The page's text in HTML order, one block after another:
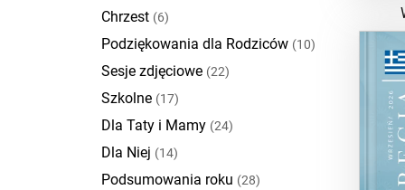
Chrzest (6)
Podziękowania dla Rodziców (10)
Sesje zdjęciowe (22)
Szkolne (17)
Dla Taty i Mamy (24)
Dla Niej (14)
Podsumowania roku (28)